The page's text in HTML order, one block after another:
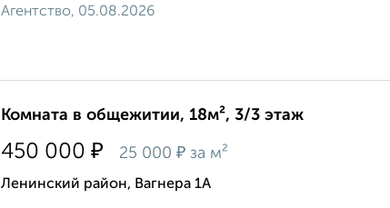
Агентство, 05.08.2026
Комната в общежитии, 18м², 3/3 этаж
450 000 ₽ 25 000 ₽ за м²
Ленинский район, Вагнера 1А